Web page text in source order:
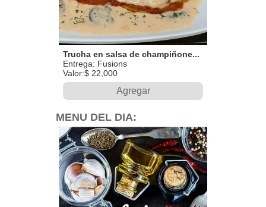
Trucha en salsa de champiñone...
Entrega: Fusions
Valor:$ 22,000
Agregar
MENU DEL DIA: